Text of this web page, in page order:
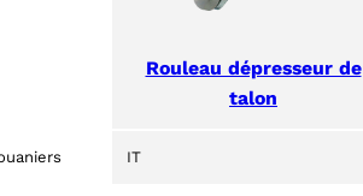
Rouleau dépresseur de
talon
IT